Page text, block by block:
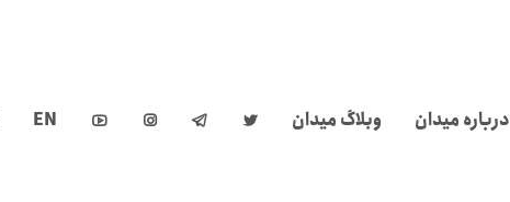
درباره میدان وبلاگ میدان 



EN